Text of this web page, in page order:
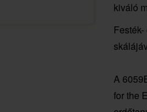
kiváló
A
for the